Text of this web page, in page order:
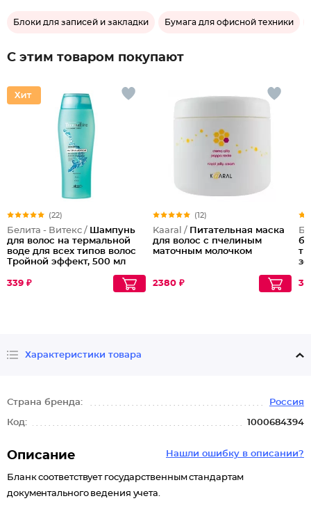
Блоки для записей и закладки Бумага для офисной техники
С этим товаром покупают
(22)
Белита - Витекс / Шампунь
для волос на термальной
воде для всех типов волос
Тройной эффект, 500 мл
339 ₽
(12)
Kaaral / Питательная маска
для волос с пчелиным
маточным молочком
2380 ₽
Характеристики товара
Страна бренда: Россия
Код: 1000684394
Нашли ошибку в описании?
Описание
Бланк соответствует государственным стандартам
документального ведения учета.